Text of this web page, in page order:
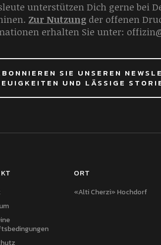
unterstützen Dich gerne bei
Zur Nutzung der offenen
erhalten Sie unter:
SIE UNSEREN
UND LÄSSIGE
ORT
«Alti Cherzi» Hochdorf